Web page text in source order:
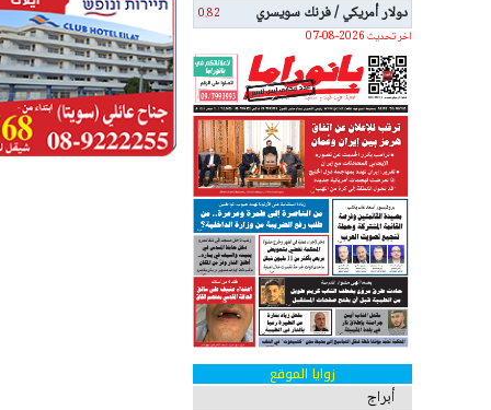
دولار أمريكي / فرنك سويسري
0.82
اخر تحديث 2026-08-07
زوايا الموقع
أبراج